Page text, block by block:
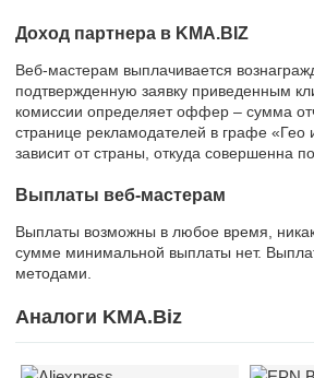
Доход партнера в KMA.BIZ
Веб-мастерам выплачивается
подтвержденную заявку приведенным
комиссии определяет оффер – сумма
странице рекламодателей в графе «Гео
зависит от страны, откуда совершенна
Выплаты веб-мастерам
Выплаты возможны в любое время,
сумме минимальной выплаты нет.
методами.
Аналоги KMA.Biz